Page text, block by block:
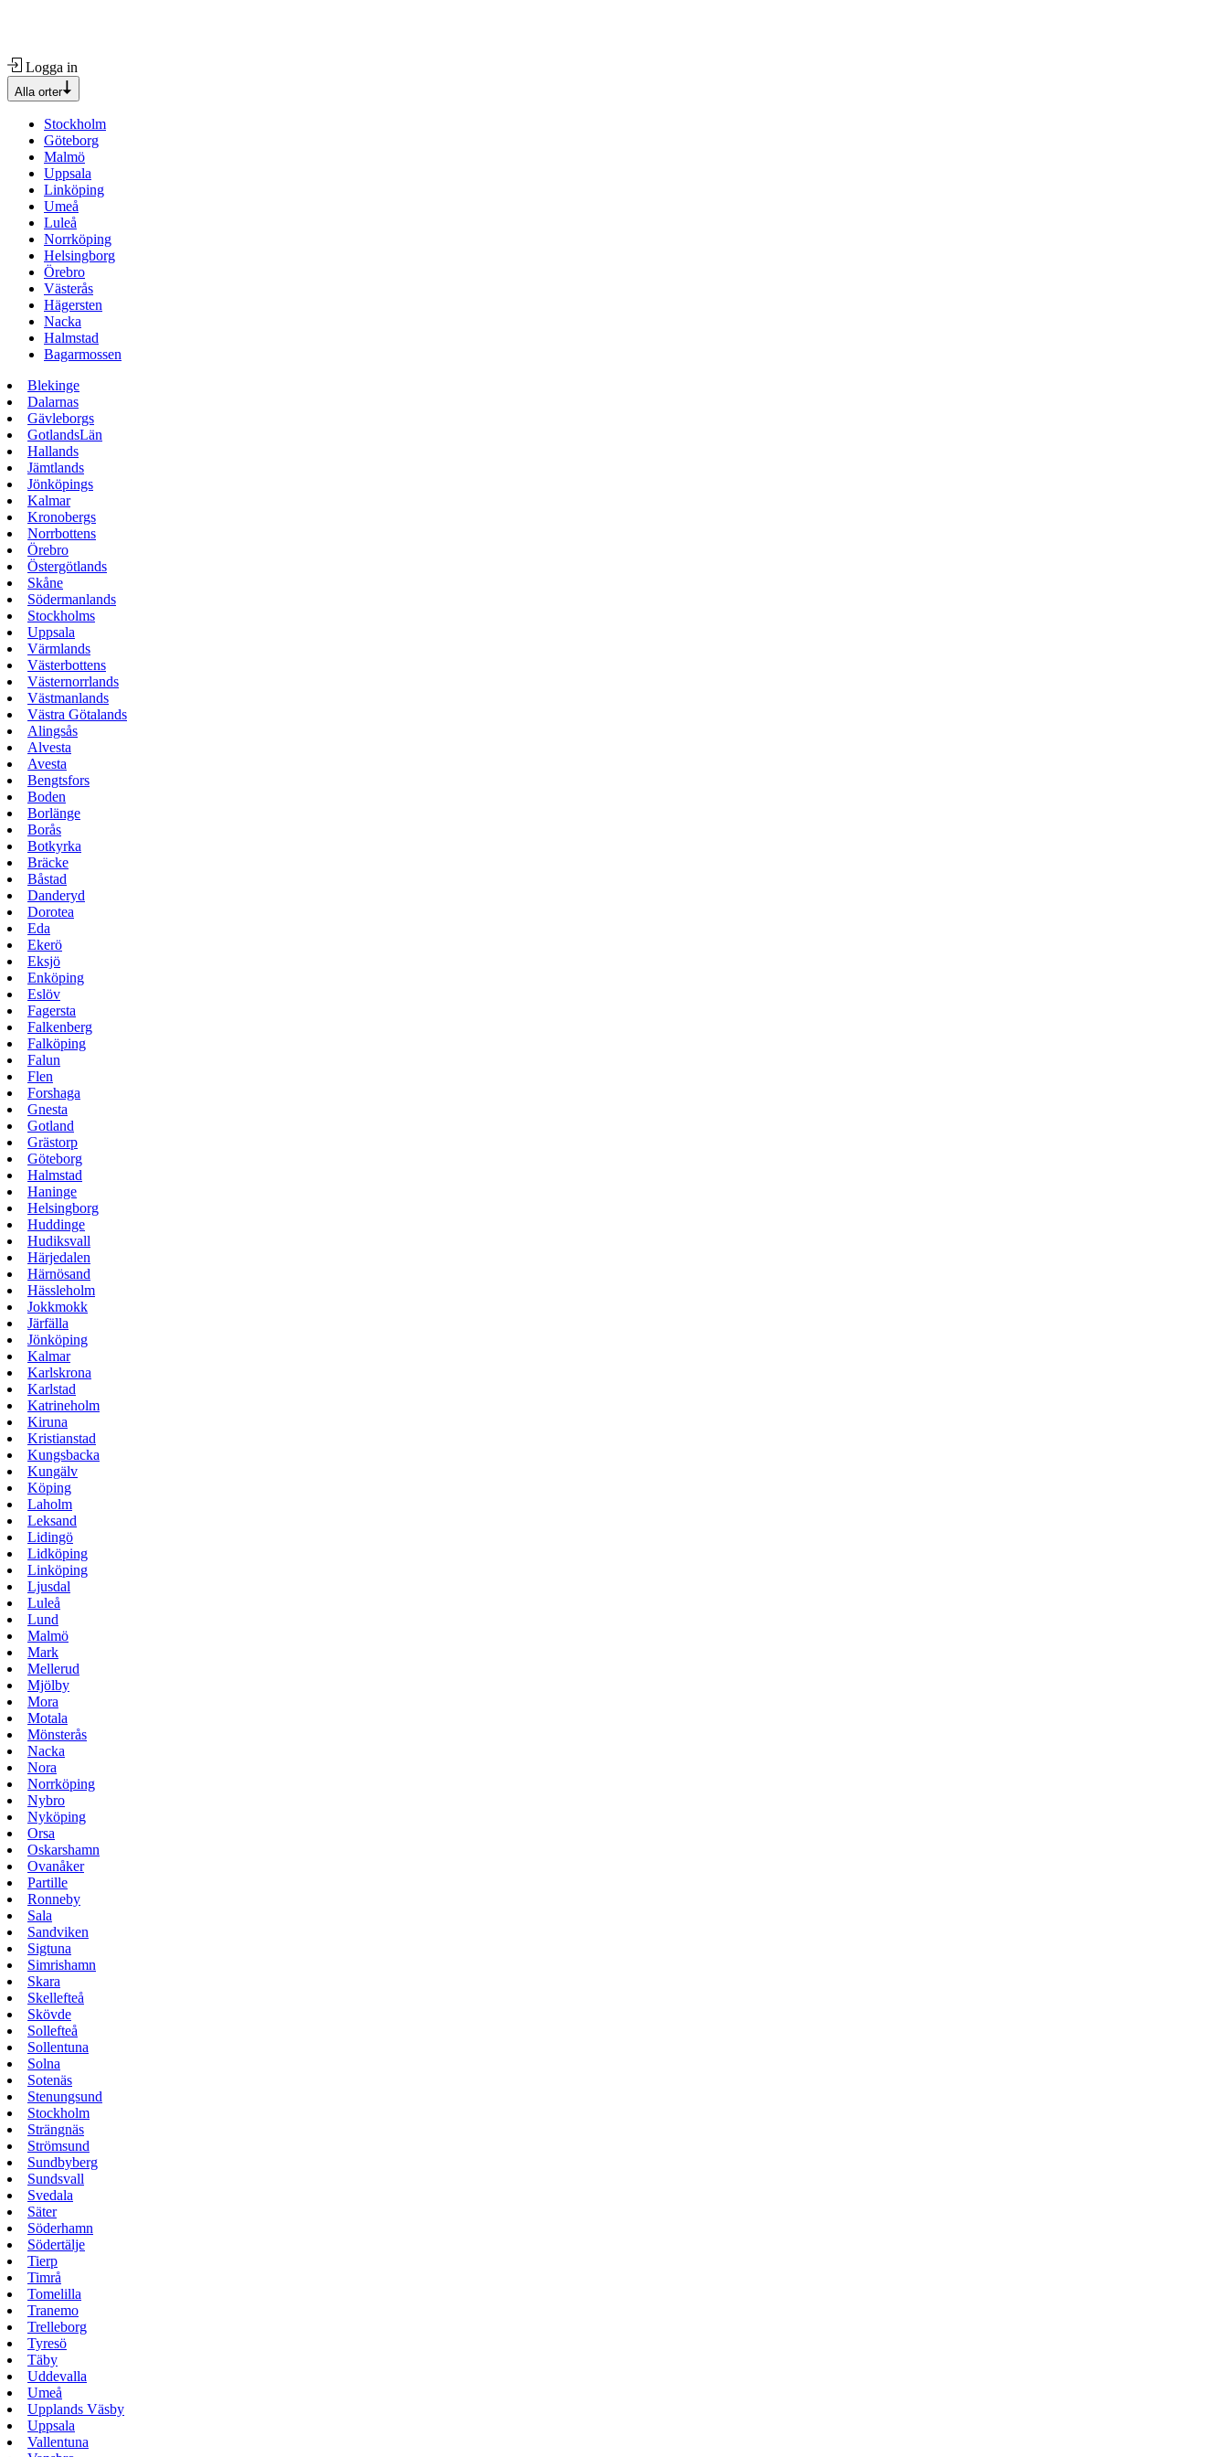
Logga in
Alla orter
Stockholm
Göteborg
Malmö
Uppsala
Linköping
Umeå
Luleå
Norrköping
Helsingborg
Örebro
Västerås
Hägersten
Nacka
Halmstad
Bagarmossen
Blekinge
Dalarnas
Gävleborgs
GotlandsLän
Hallands
Jämtlands
Jönköpings
Kalmar
Kronobergs
Norrbottens
Örebro
Östergötlands
Skåne
Södermanlands
Stockholms
Uppsala
Värmlands
Västerbottens
Västernorrlands
Västmanlands
Västra Götalands
Alingsås
Alvesta
Avesta
Bengtsfors
Boden
Borlänge
Borås
Botkyrka
Bräcke
Båstad
Danderyd
Dorotea
Eda
Ekerö
Eksjö
Enköping
Eslöv
Fagersta
Falkenberg
Falköping
Falun
Flen
Forshaga
Gnesta
Gotland
Grästorp
Göteborg
Halmstad
Haninge
Helsingborg
Huddinge
Hudiksvall
Härjedalen
Härnösand
Hässleholm
Jokkmokk
Järfälla
Jönköping
Kalmar
Karlskrona
Karlstad
Katrineholm
Kiruna
Kristianstad
Kungsbacka
Kungälv
Köping
Laholm
Leksand
Lidingö
Lidköping
Linköping
Ljusdal
Luleå
Lund
Malmö
Mark
Mellerud
Mjölby
Mora
Motala
Mönsterås
Nacka
Nora
Norrköping
Nybro
Nyköping
Orsa
Oskarshamn
Ovanåker
Partille
Ronneby
Sala
Sandviken
Sigtuna
Simrishamn
Skara
Skellefteå
Skövde
Sollefteå
Sollentuna
Solna
Sotenäs
Stenungsund
Stockholm
Strängnäs
Strömsund
Sundbyberg
Sundsvall
Svedala
Säter
Söderhamn
Södertälje
Tierp
Timrå
Tomelilla
Tranemo
Trelleborg
Tyresö
Täby
Uddevalla
Umeå
Upplands Väsby
Uppsala
Vallentuna